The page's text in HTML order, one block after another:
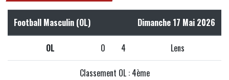
Football Masculin (OL) Dimanche 17 Mai 2026
OL 0 4 Lens
Classement OL : 4ème